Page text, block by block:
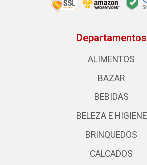
Departamentos
ALIMENTOS
BAZAR
BEBIDAS
BELEZA E HIGIENE
BRINQUEDOS
CALCADOS